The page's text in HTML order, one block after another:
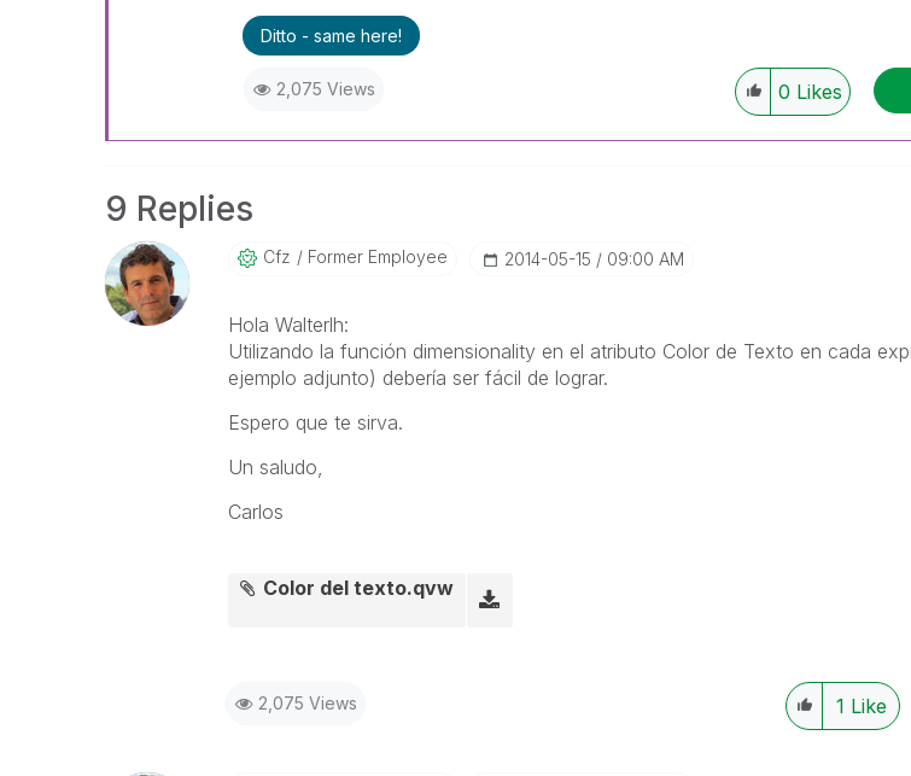
Ditto - same here!
2,075 Views 0 Likes
9 Replies
Cfz Former Employee ‎2014-05-15 09:00 AM
Hola Walterlh:
Utilizando la función dimensionality en el atributo Color de Texto en cada
ejemplo adjunto) debería ser fácil de lograr.
Espero que te sirva.
Un saludo,
Carlos
Color del texto.qvw
2,075 Views 1 Like